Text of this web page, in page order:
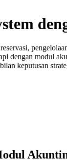
dengan modul
keputusan